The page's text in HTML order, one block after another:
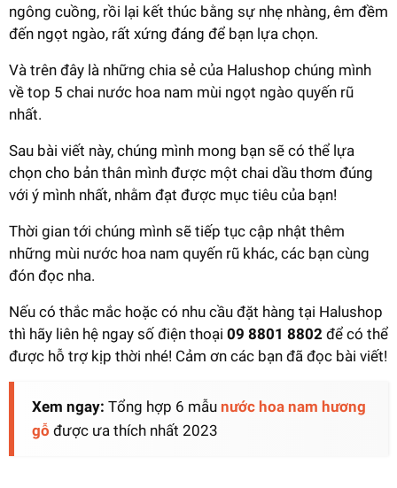
ngông cuồng, rồi lại kết thúc bằng sự nhẹ nhàng, êm đềm
đến ngọt ngào, rất xứng đáng để bạn lựa chọn.
Và trên đây là những chia sẻ của Halushop chúng mình
về top 5 chai nước hoa nam mùi ngọt ngào quyến rũ
nhất.
Sau bài viết này, chúng mình mong bạn sẽ có thể lựa
chọn cho bản thân mình được một chai dầu thơm đúng
với ý mình nhất, nhằm đạt được mục tiêu của bạn!
Thời gian tới chúng mình sẽ tiếp tục cập nhật thêm
những mùi nước hoa nam quyến rũ khác, các bạn cùng
đón đọc nha.
Nếu có thắc mắc hoặc có nhu cầu đặt hàng tại Halushop
thì hãy liên hệ ngay số điện thoại 09 8801 8802 để có thể
được hỗ trợ kịp thời nhé! Cảm ơn các bạn đã đọc bài viết!
Xem ngay: Tổng hợp 6 mẫu nước hoa nam hương
gỗ được ưa thích nhất 2023